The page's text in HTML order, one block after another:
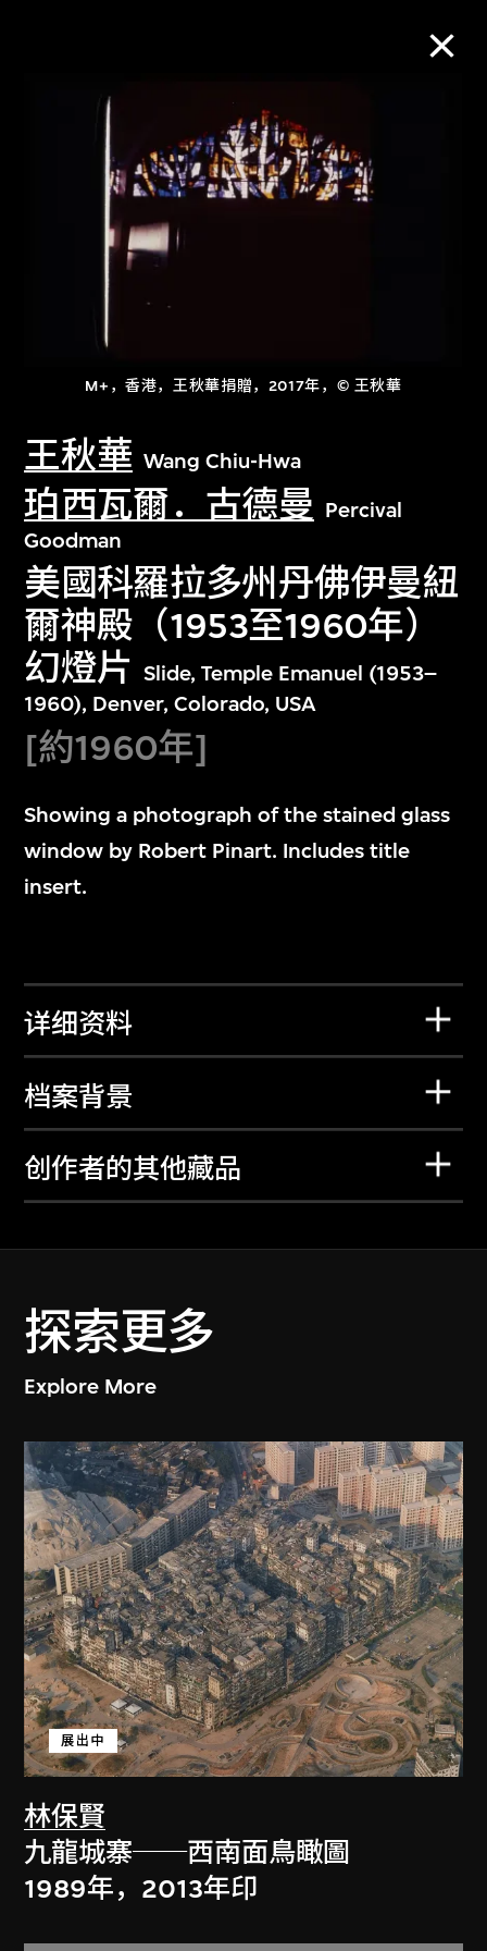
M+，香港，王秋華捐贈，2017年，© 王秋華
王秋華 Wang Chiu-Hwa
珀西瓦爾．古德曼 Percival
Goodman
美國科羅拉多州丹佛伊曼紐
爾神殿（1953至1960年）
幻燈片 Slide, Temple Emanuel (1953–
1960), Denver, Colorado, USA
[約1960年]
Showing a photograph of the stained glass
window by Robert Pinart. Includes title
insert.
详细资料
档案背景
创作者的其他藏品
探索更多
Explore More
林保賢
展出中
九龍城寨──西南面鳥瞰圖
1989年，2013年印
M+藏品
进一步筛选
关于M+藏品
文化藏品。